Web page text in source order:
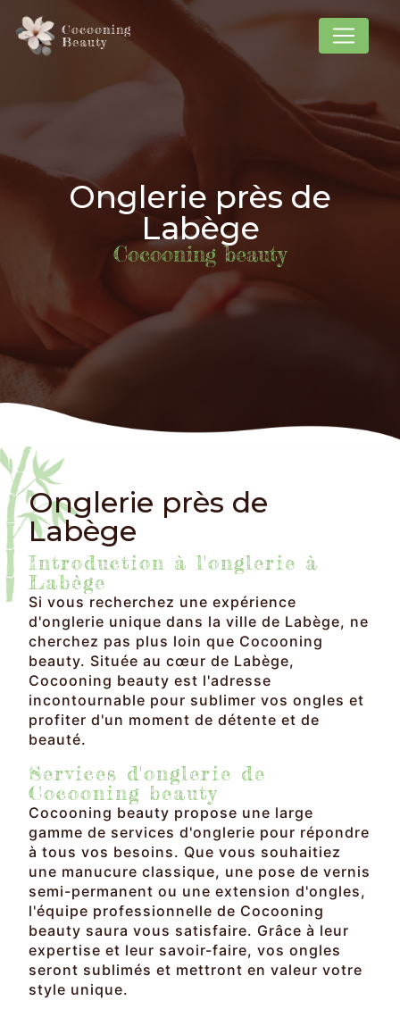
Cocooning
Beauty
Onglerie près de
Labège
Cocooning beauty
Onglerie près de
Labège
Introduction à l'onglerie à
Labège
Si vous recherchez une expérience
d'onglerie unique dans la ville de Labège, ne
cherchez pas plus loin que Cocooning
beauty. Située au cœur de Labège,
Cocooning beauty est l'adresse
incontournable pour sublimer vos ongles et
profiter d'un moment de détente et de
beauté.
Services d'onglerie de
Cocooning beauty
Cocooning beauty propose une large
gamme de services d'onglerie pour répondre
à tous vos besoins. Que vous souhaitiez
une manucure classique, une pose de vernis
semi-permanent ou une extension d'ongles,
l'équipe professionnelle de Cocooning
beauty saura vous satisfaire. Grâce à leur
expertise et leur savoir-faire, vos ongles
seront sublimés et mettront en valeur votre
style unique.
Panneau de gestion des cookies